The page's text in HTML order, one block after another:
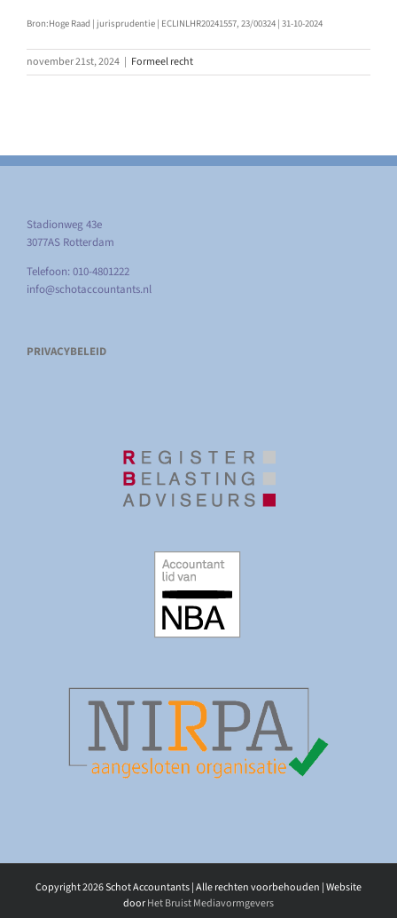
Bron:Hoge Raad | jurisprudentie | ECLINLHR20241557, 23/00324 | 31-10-2024
november 21st, 2024 | Formeel recht
Stadionweg 43e
3077AS Rotterdam
Telefoon: 010-4801222
info@schotaccountants.nl
PRIVACYBELEID
Copyright2026 Schot Accountants | Alle rechten voorbehouden | Website
doorHet Bruist Mediavormgevers